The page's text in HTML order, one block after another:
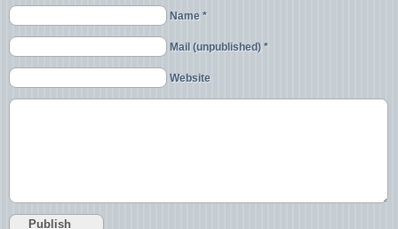
Name *
Mail (unpublished) *
Website